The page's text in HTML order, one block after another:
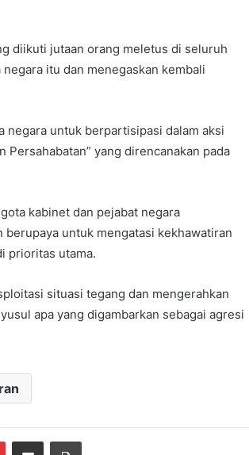
diikuti jutaan orang meletus di seluruh
itu dan menegaskan kembali
negara untuk berpartisipasi dalam aksi
Persahabatan” yang direncanakan pada
kabinet dan pejabat negara
untuk mengatasi kekhawatiran
prioritas utama.
situasi tegang dan mengerahkan
apa yang digambarkan sebagai agresi
PinterestShare via Email Print